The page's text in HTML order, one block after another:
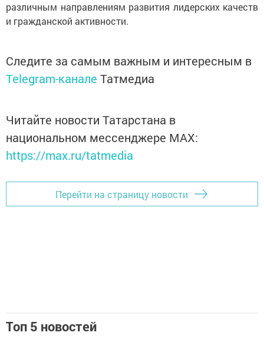
различным направлениям развития лидерских качеств
и гражданской активности.
Следите за самым важным и интересным в
Telegram-канале Татмедиа
Читайте новости Татарстана в
национальном мессенджере MАХ:
https://max.ru/tatmedia
Перейти на страницу новости
Топ 5 новостей